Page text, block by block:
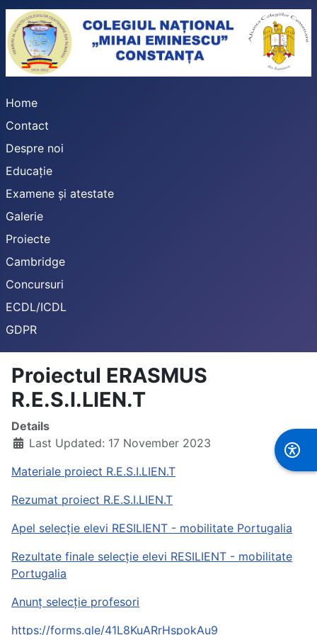
Home
Contact
Despre noi
Educație
Examene și atestate
Galerie
Proiecte
Cambridge
Concursuri
ECDL/ICDL
GDPR
Proiectul ERASMUS
R.E.S.I.LIEN.T
Details
Last Updated: 17 November 2023
Materiale proiect R.E.S.I.LIEN.T
Rezumat proiect R.E.S.I.LIEN.T
Apel selecție elevi RESILIENT - mobilitate Portugalia
Rezultate finale selecție elevi RESILIENT - mobilitate
Portugalia
Anunț selecție profesori
https://forms.gle/41L8KuARrHspokAu9